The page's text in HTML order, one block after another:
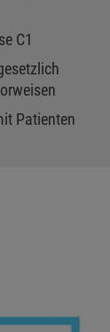
C1
Patienten